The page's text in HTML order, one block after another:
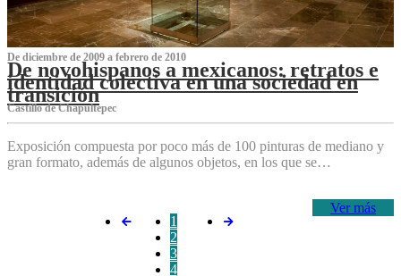
De diciembre de 2009 a febrero de 2010
De novohispanos a mexicanos: retratos e
identidad colectiva en una sociedad en
transición
Castillo de Chapultepec
Exposición compuesta por poco más de 100 pinturas de mediano y
gran formato, además de algunos objetos, en los que se…
Ver más
1
2
3
4